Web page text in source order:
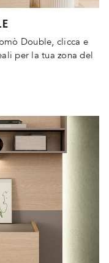
Double, clicca e
per la tua zona del